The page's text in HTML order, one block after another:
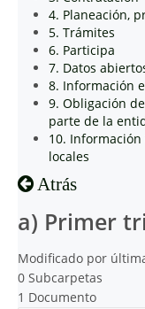
4. Planeación,
5. Trámites
6. Participa
7. Datos
8. Información
9. Obligación
parte de la
10.
locales
Atrás
a) Primer
Modificado por
0 Subcarpetas
1 Documento